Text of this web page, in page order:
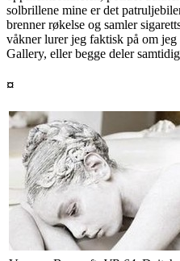
solbrillene mine er det
brenner røkelse og samler
våkner lurer jeg faktisk på om
Gallery, eller begge deler
¤